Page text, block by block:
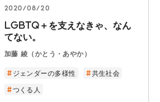
2020/08/20
LGBTQ＋を支えなきゃ、なん
てない。
加藤 綾（かとう・あやか）
ジェンダーの多様性 共生社会
つくる人